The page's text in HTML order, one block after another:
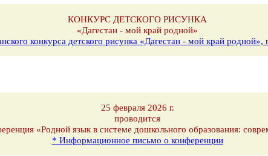
КОНКУРС ДЕТСКОГО РИСУНКА
«Дагестан - мой край родной»
конкурса детского рисунка «Дагестан - мой край
25 февраля 2026 г.
проводится
«Родной язык в системе дошкольного образования:
* Информационное письмо о конференции